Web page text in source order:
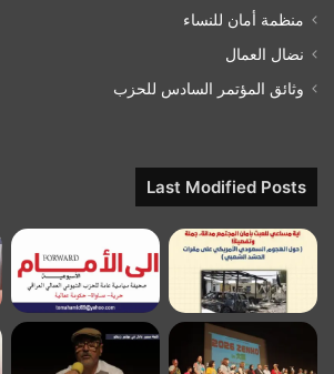
منظمة أمان للنساء
نضال العمال
وثائق المؤتمر السادس للحزب
Last Modified Posts